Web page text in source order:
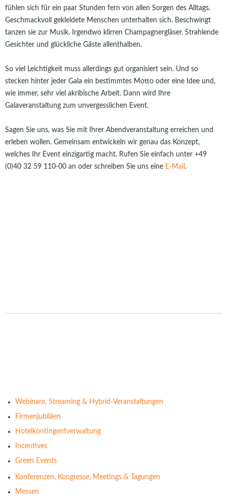
fühlen sich für ein paar Stunden fern von allen Sorgen des Alltags.
Geschmackvoll gekleidete Menschen unterhalten sich. Beschwingt
tanzen sie zur Musik. Irgendwo klirren Champagnergläser. Strahlende
Gesichter und glückliche Gäste allenthalben.
So viel Leichtigkeit muss allerdings gut organisiert sein. Und so
stecken hinter jeder Gala ein bestimmtes Motto oder eine Idee und,
wie immer, sehr viel akribische Arbeit. Dann wird Ihre
Galaveranstaltung zum unvergesslichen Event.
Sagen Sie uns, was Sie mit Ihrer Abendveranstaltung erreichen und
erleben wollen. Gemeinsam entwickeln wir genau das Konzept,
welches Ihr Event einzigartig macht. Rufen Sie einfach unter +49
(0)40 32 59 110-00 an oder schreiben Sie uns eine E-Mail .
Webinare, Streaming & Hybrid-Veranstaltungen
Firmenjubiläen
Hotelkontingentverwaltung
Incentives
Green Events
Konferenzen, Kongresse, Meetings & Tagungen
Messen